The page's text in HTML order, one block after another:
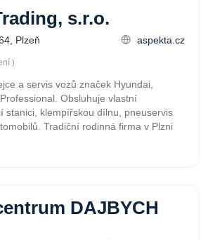
s.r.o.
Plzeň
aspekta.cz
)
a servis vozů značek Hyundai,
Obsluhuje vlastní
stanici, klempířskou dílnu, pneuservis
Tradiční rodinná firma v Plzni
DAJBYCH